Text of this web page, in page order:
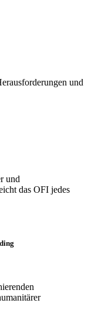
und
und
das OFI jedes